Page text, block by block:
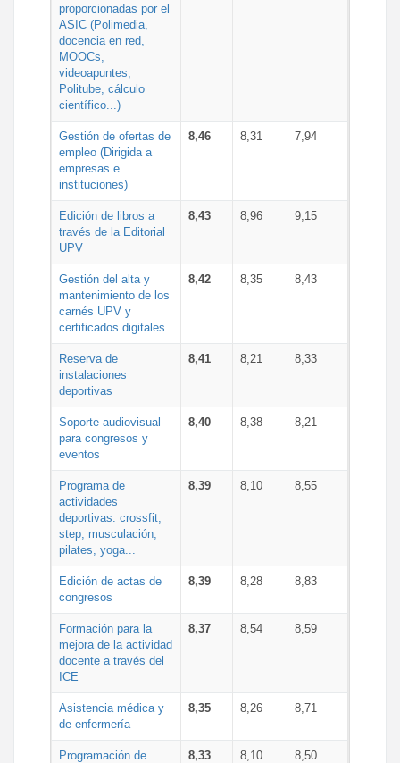
proporcionadas por el
ASIC (Polimedia,
docencia en red,
MOOCs,
videoapuntes,
Politube, cálculo
científico...)
Gestión de ofertas de
empleo (Dirigida a
empresas e
instituciones)
8,46 8,31 7,94
Edición de libros a
través de la Editorial
UPV
8,43 8,96 9,15
Gestión del alta y
mantenimiento de los
carnés UPV y
certificados digitales
8,42 8,35 8,43
Reserva de
instalaciones
deportivas
8,41 8,21 8,33
Soporte audiovisual
para congresos y
eventos
8,40 8,38 8,21
Programa de
actividades
deportivas: crossfit,
step, musculación,
pilates, yoga...
8,39 8,10 8,55
Edición de actas de
congresos
8,39 8,28 8,83
Formación para la
mejora de la actividad
docente a través del
ICE
8,37 8,54 8,59
Asistencia médica y
de enfermería
8,35 8,26 8,71
Programación de
8,33 8,10 8,50